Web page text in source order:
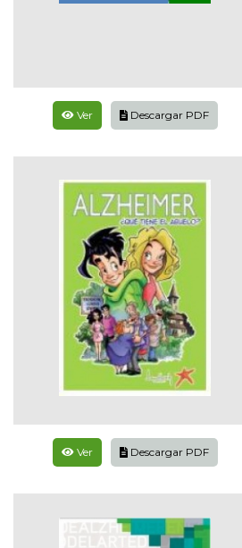
Ver Descargar PDF
Ver Descargar PDF